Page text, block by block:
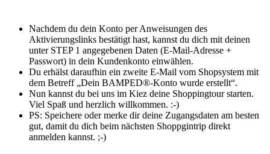
Nachdem du dein Konto per Anweisungen des
Aktivierungslinks bestätigt hast, kannst du dich mit deinen
unter STEP 1 angegebenen Daten (E-Mail-Adresse +
Passwort) in dein Kundenkonto einwählen.
Du erhälst daraufhin ein zweite E-Mail vom Shopsystem mit
dem Betreff „Dein BAMPED®-Konto wurde erstellt“.
Nun kannst du bei uns im Kiez deine Shoppingtour starten.
Viel Spaß und herzlich willkommen. :-)
PS: Speichere oder merke dir deine Zugangsdaten am besten
gut, damit du dich beim nächsten Shoppgintrip direkt
anmelden kannst. ;-)